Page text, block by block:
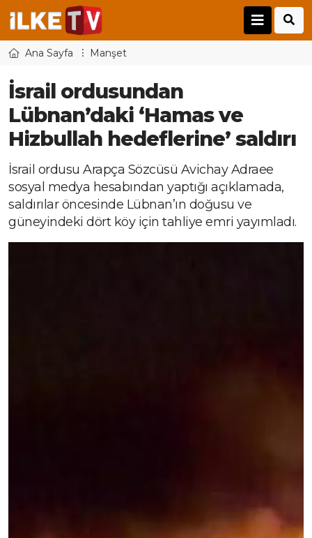
Ana Sayfa Manşet
İsrail ordusundan
Lübnan’daki ‘Hamas ve
Hizbullah hedeflerine’ saldırı
İsrail ordusu Arapça Sözcüsü Avichay Adraee
sosyal medya hesabından yaptığı açıklamada,
saldırılar öncesinde Lübnan’ın doğusu ve
güneyindeki dört köy için tahliye emri yayımladı.